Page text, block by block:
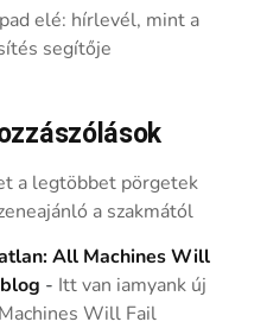
elé: hírlevél, mint a
segítője
a legtöbbet pörgetek
a szakmától
All Machines Will
- Itt van iamyank új
Will Fail